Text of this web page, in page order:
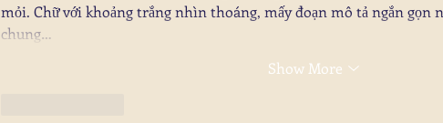
mỏi. Chữ với khoảng trắng nhìn thoáng, mấy đoạn mô tả ngắn gọn
chung…
Show More